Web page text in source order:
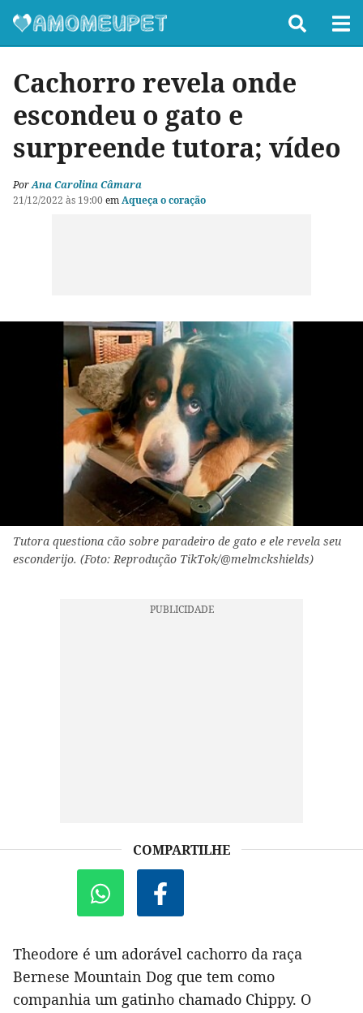
Cachorro revela onde
escondeu o gato e
surpreende tutora; vídeo
PorAna Carolina Câmara
21/12/2022 às 19:00 emAqueça o coração
Tutora questiona cão sobre paradeiro de gato e ele revela seu
esconderijo. (Foto: Reprodução TikTok/@melmckshields)
COMPARTILHE
Theodore é um adorável cachorro da raça
Bernese Mountain Dog que tem como
companhia um gatinho chamado Chippy. O